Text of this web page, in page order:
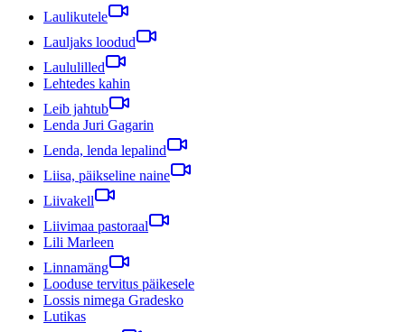
Laulikutele
Lauljaks loodud
Laululilled
Lehtedes kahin
Leib jahtub
Lenda Juri Gagarin
Lenda, lenda lepalind
Liisa, päikseline naine
Liivakell
Liivimaa pastoraal
Lili Marleen
Linnamäng
Looduse tervitus päikesele
Lossis nimega Gradesko
Lutikas